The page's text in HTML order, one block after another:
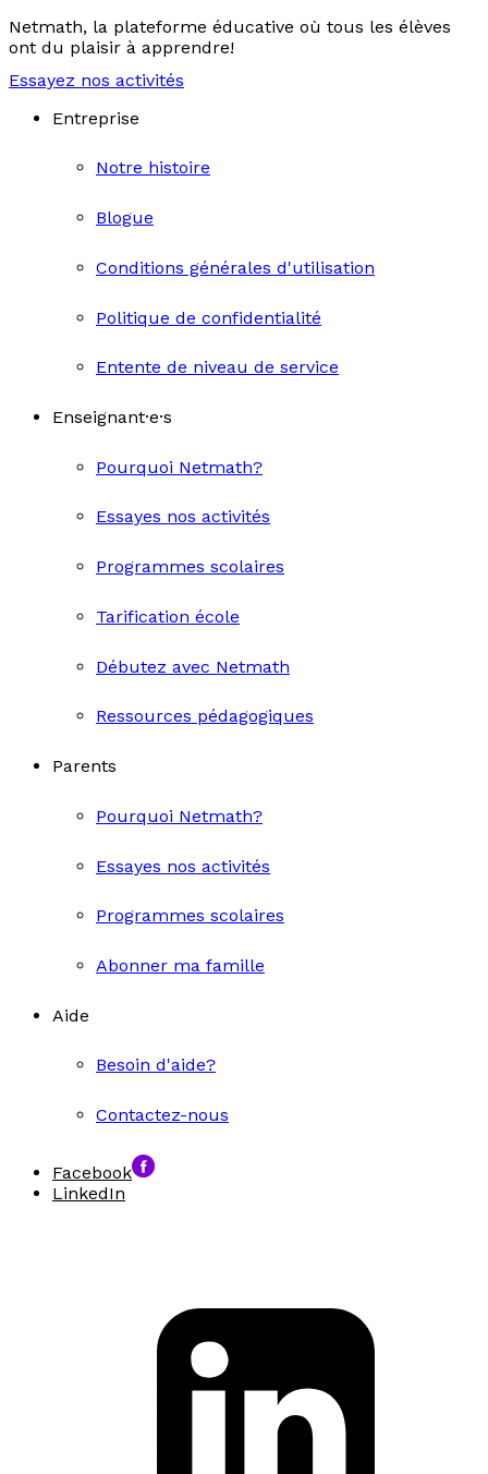
Netmath, la plateforme éducative où tous les élèves
ont du plaisir à apprendre!
Essayez nos activités
Entreprise
Notre histoire
Blogue
Conditions générales d'utilisation
Politique de confidentialité
Entente de niveau de service
Enseignant·e·s
Pourquoi Netmath?
Essayes nos activités
Programmes scolaires
Tarification école
Débutez avec Netmath
Ressources pédagogiques
Parents
Pourquoi Netmath?
Essayes nos activités
Programmes scolaires
Abonner ma famille
Aide
Besoin d'aide?
Contactez-nous
Facebook
LinkedIn